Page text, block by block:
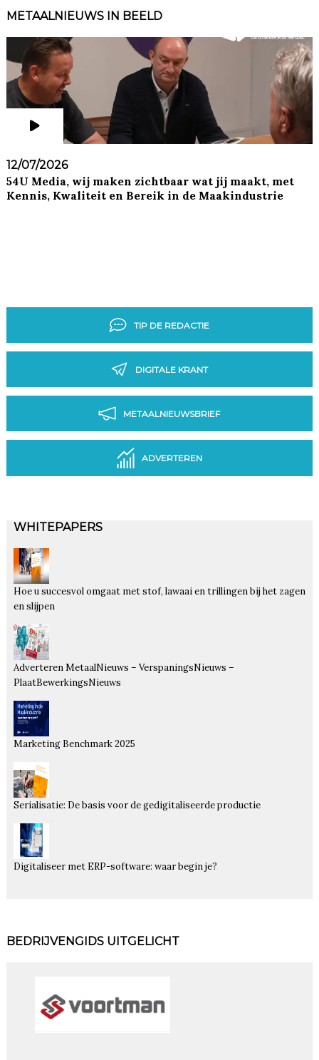
METAALNIEUWS IN BEELD
12/07/2026
54U Media, wij maken zichtbaar wat jij maakt, met
Kennis, Kwaliteit en Bereik in de Maakindustrie
TIP DE REDACTIE
DIGITALE KRANT
METAALNIEUWSBRIEF
ADVERTEREN
WHITEPAPERS
Hoe u succesvol omgaat met stof, lawaai en trillingen bij het zagen
en slijpen
Adverteren MetaalNieuws – VerspaningsNieuws –
PlaatBewerkingsNieuws
Marketing Benchmark 2025
Serialisatie: De basis voor de gedigitaliseerde productie
Digitaliseer met ERP-software: waar begin je?
BEDRIJVENGIDS UITGELICHT